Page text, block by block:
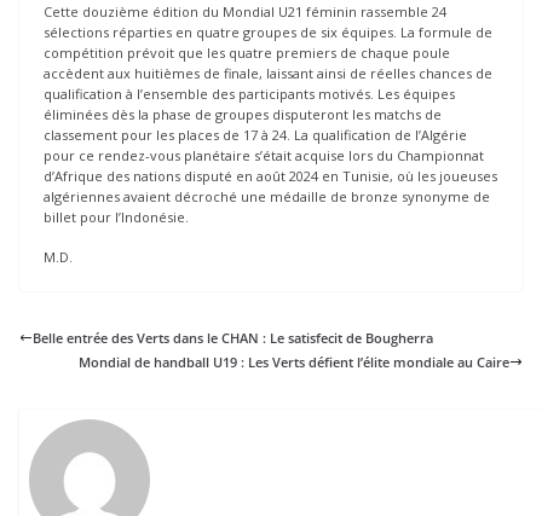
Cette douzième édition du Mondial U21 féminin rassemble 24
sélections réparties en quatre groupes de six équipes. La formule de
compétition prévoit que les quatre premiers de chaque poule
accèdent aux huitièmes de finale, laissant ainsi de réelles chances de
qualification à l’ensemble des participants motivés. Les équipes
éliminées dès la phase de groupes disputeront les matchs de
classement pour les places de 17 à 24. La qualification de l’Algérie
pour ce rendez-vous planétaire s’était acquise lors du Championnat
d’Afrique des nations disputé en août 2024 en Tunisie, où les joueuses
algériennes avaient décroché une médaille de bronze synonyme de
billet pour l’Indonésie.
M.D.
Belle entrée des Verts dans le CHAN : Le satisfecit de Bougherra
Mondial de handball U19 : Les Verts défient l’élite mondiale au Caire